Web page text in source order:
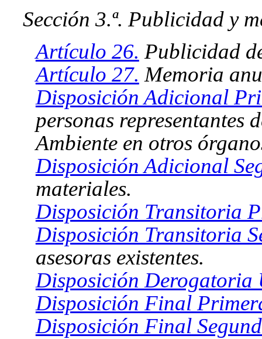
Sección 3.ª. Publicidad y
Artículo 26. Publicidad
Artículo 27. Memoria
Disposición Adicional
personas representantes
Ambiente en otros
Disposición Adicional
materiales.
Disposición Transitoria
Disposición Transitoria
asesoras existentes.
Disposición Derogatoria
Disposición Final
Disposición Final